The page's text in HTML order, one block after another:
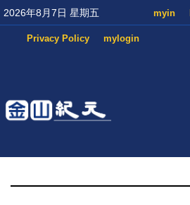
2026年8月7日 星期五 myin
mylogin
Privacy Policy